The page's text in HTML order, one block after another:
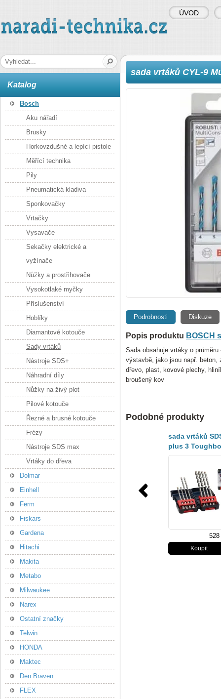
naradi-technika.cz
sada vrtáků CYL-9
Podrobnosti Diskuze
Popis produktu BOSCH
Sada obsahuje vrtáky o
výstavbě, jako jsou např.
dřevo, plast, kovové plechy,
broušený kov
Podobné produkty
sada vrtáků
plus 3
8ks 6,8,10mm
Katalog
Bosch
Aku nářadí
Brusky
Horkovzdušné a lepící pistole
Měřící technika
Pily
Pneumatická kladiva
Sponkovačky
Vrtačky
Vysavače
Sekačky elektrické a
vyžínače
Nůžky a prostřihovače
Vysokotlaké myčky
Příslušenství
Hoblíky
Diamantové kotouče
Sady vrtáků
Nástroje SDS+
Náhradní díly
Nůžky na živý plot
Pilové kotouče
Řezné a brusné kotouče
Frézy
Nástroje SDS max
Vrtáky do dřeva
Dolmar
Einhell
Ferm
Fiskars
Gardena
Hitachi
Makita
Metabo
Milwaukee
Narex
Ostatní značky
Telwin
HONDA
Maktec
Den Braven
FLEX
ÚVOD
Hledaná fráze